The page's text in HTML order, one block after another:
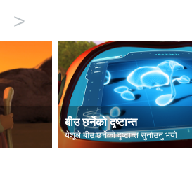
>
बीउ छर्नेको दृष्टान्त
येशूले बीउ छर्नेकाे दृष्टान्त सुनाउनु भयो